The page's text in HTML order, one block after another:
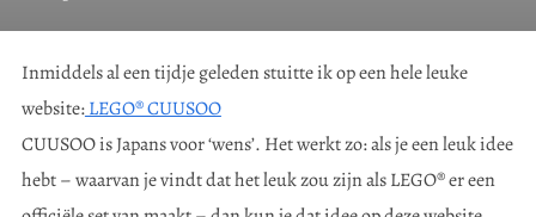
Inmiddels al een tijdje geleden stuitte ik op een hele leuke
website:LEGO® CUUSOO
CUUSOO is Japans voor ‘wens’. Het werkt zo: als je een leuk idee
hebt – waarvan je vindt dat het leuk zou zijn als LEGO® er een